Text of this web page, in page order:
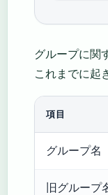
グループに関
これまでに起
項目
グループ名
旧グループ